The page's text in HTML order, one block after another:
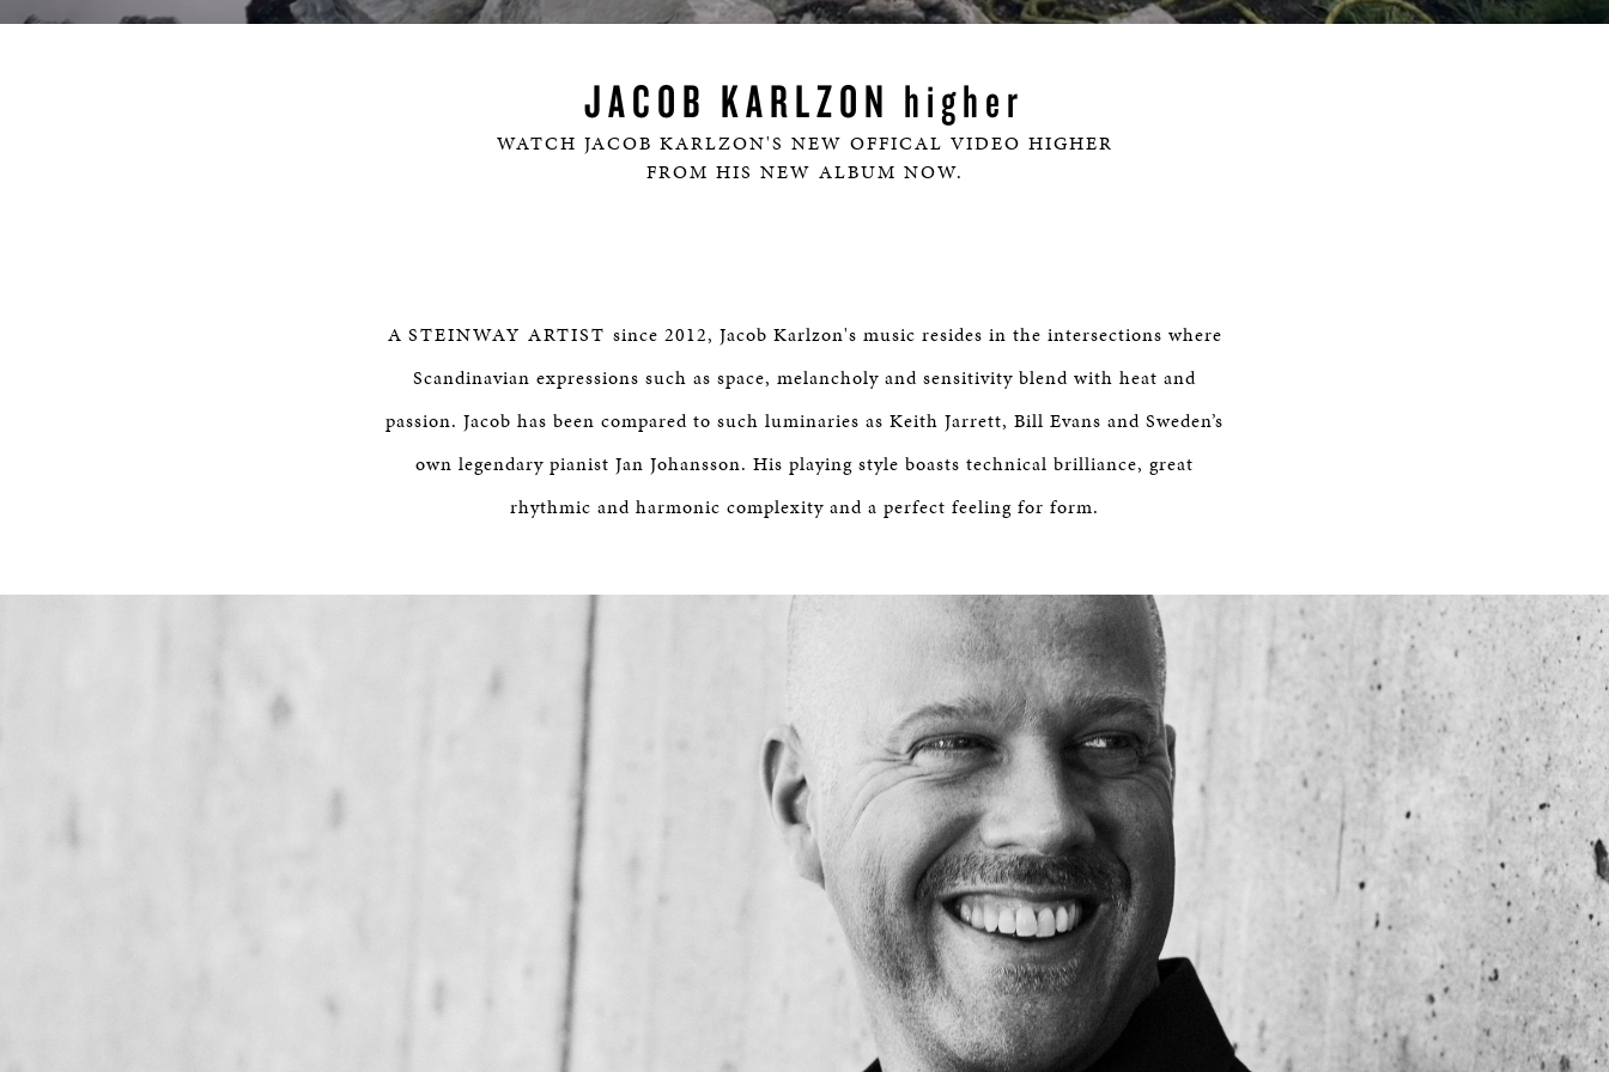
Loaded
:
0%
Progress:
0%
JACOB KARLZON higher
WATCH JACOB KARLZON'S NEW OFFICAL VIDEO HIGHER
FROM HIS NEW ALBUM NOW.
A STEINWAY ARTIST since 2012, Jacob Karlzon's music resides in the intersections where
Scandinavian expressions such as space, melancholy and sensitivity blend with heat and
passion. Jacob has been compared to such luminaries as Keith Jarrett, Bill Evans and Sweden’s
own legendary pianist Jan Johansson. His playing style boasts technical brilliance, great
rhythmic and harmonic complexity and a perfect feeling for form.